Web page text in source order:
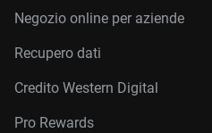
Negozio online per aziende
Recupero dati
Credito Western Digital
Pro Rewards